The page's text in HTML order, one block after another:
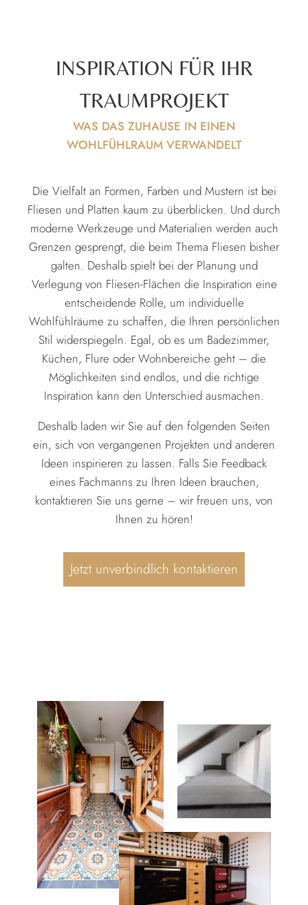
INSPIRATION FÜR IHR
TRAUMPROJEKT
WAS DAS ZUHAUSE IN EINEN
WOHLFÜHLRAUM VERWANDELT
Die Vielfalt an Formen, Farben und Mustern ist bei
Fliesen und Platten kaum zu überblicken. Und durch
moderne Werkzeuge und Materialien werden auch
Grenzen gesprengt, die beim Thema Fliesen bisher
galten. Deshalb spielt bei der Planung und
Verlegung von Fliesen-Flächen die Inspiration eine
entscheidende Rolle, um individuelle
Wohlfühlräume zu schaffen, die Ihren persönlichen
Stil widerspiegeln. Egal, ob es um Badezimmer,
Küchen, Flure oder Wohnbereiche geht – die
Möglichkeiten sind endlos, und die richtige
Inspiration kann den Unterschied ausmachen.
Deshalb laden wir Sie auf den folgenden Seiten
ein, sich von vergangenen Projekten und anderen
Ideen inspirieren zu lassen. Falls Sie Feedback
eines Fachmanns zu Ihren Ideen brauchen,
kontaktieren Sie uns gerne – wir freuen uns, von
Ihnen zu hören!
Jetzt unverbindlich kontaktieren